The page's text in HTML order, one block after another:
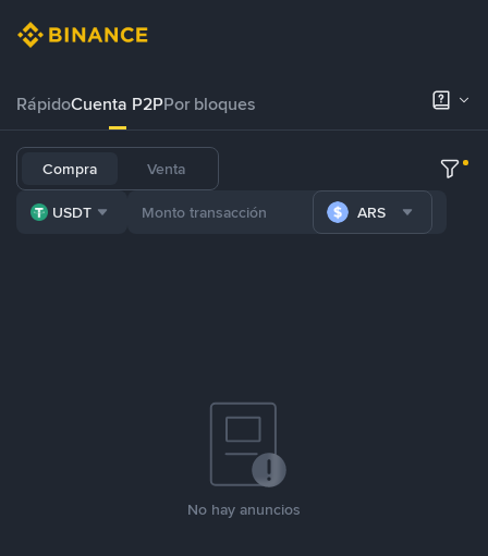
RápidoCuenta P2PPor bloques
Compra Venta
USDT ARS
No hay anuncios